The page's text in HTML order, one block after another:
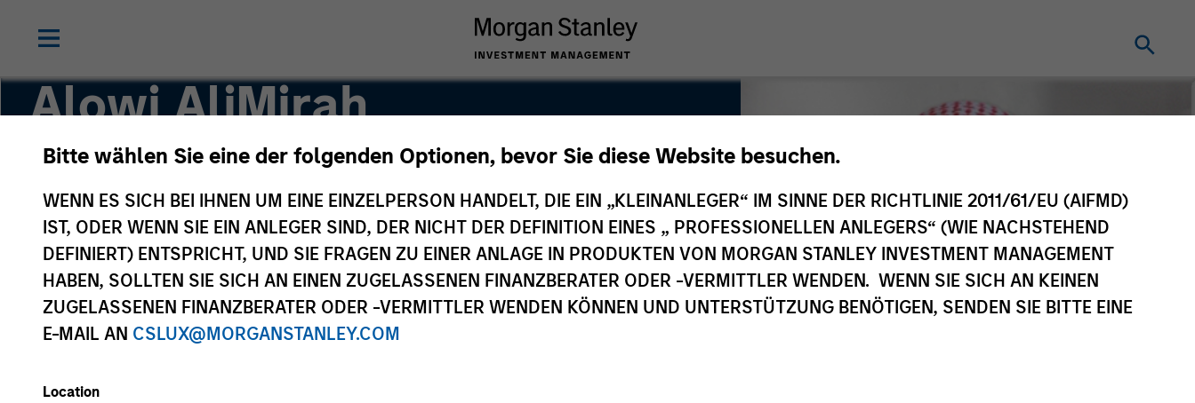
Bitte wählen Sie eine der folgenden Optionen, bevor Sie diese Website besuchen.
WENN ES SICH BEI IHNEN UM EINE EINZELPERSON HANDELT, DIE EIN „KLEINANLEGER“ IM SINNE DER RICHTLINIE 2011/61/EU (AIFMD)
IST, ODER WENN SIE EIN ANLEGER SIND, DER NICHT DER DEFINITION EINES „ PROFESSIONELLEN ANLEGERS“ (WIE NACHSTEHEND
DEFINIERT) ENTSPRICHT, UND SIE FRAGEN ZU EINER ANLAGE IN PRODUKTEN VON MORGAN STANLEY INVESTMENT MANAGEMENT
HABEN, SOLLTEN SIE SICH AN EINEN ZUGELASSENEN FINANZBERATER ODER -VERMITTLER WENDEN. WENN SIE SICH AN KEINEN
ZUGELASSENEN FINANZBERATER ODER -VERMITTLER WENDEN KÖNNEN UND UNTERSTÜTZUNG BENÖTIGEN, SENDEN SIE BITTE EINE
E-MAIL AN CSLUX@MORGANSTANLEY.COM
Location
Alowi AliMirah
Executive Director